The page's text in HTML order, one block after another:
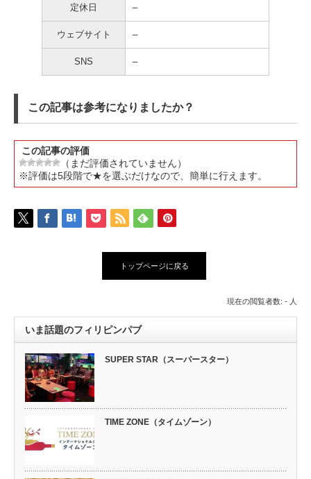
定休日 –
ウェブサイト –
SNS –
この記事は参考になりましたか？
この記事の評価
（まだ評価されていません）
※評価は5段階で★を選ぶだけなので、簡単に行えます。
トップページに戻る
現在の閲覧者数: - 人
いま話題のフィリピンパブ
SUPER STAR（スーパースター）
TIME ZONE（タイムゾーン）